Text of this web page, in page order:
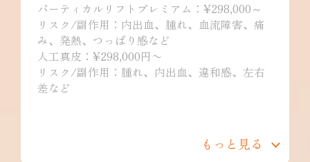
バーティカルリフトプレミアム：¥298,000～
リスク/副作用：内出血、腫れ、血流障害、痛
み、発熱、つっぱり感など
人工真皮：¥298,000円〜
リスク/副作用：腫れ、内出血、違和感、左右
差など
もっと見る